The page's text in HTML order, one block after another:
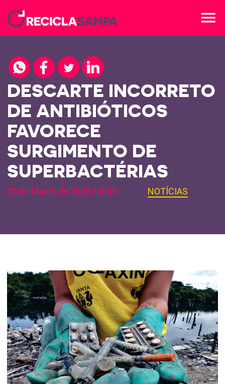
menu
DESCARTE INCORRETO
DE ANTIBIÓTICOS
FAVORECE
SURGIMENTO DE
SUPERBACTÉRIAS
25 de Marco de 2026,10h00 NOTÍCIAS